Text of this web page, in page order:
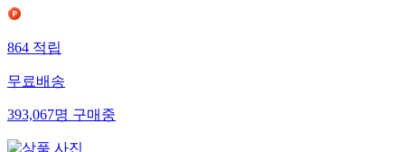
864적립
무료배송
393,067명구매중